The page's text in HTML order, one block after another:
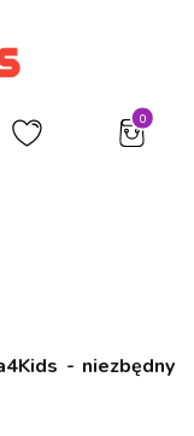
- niezbędny